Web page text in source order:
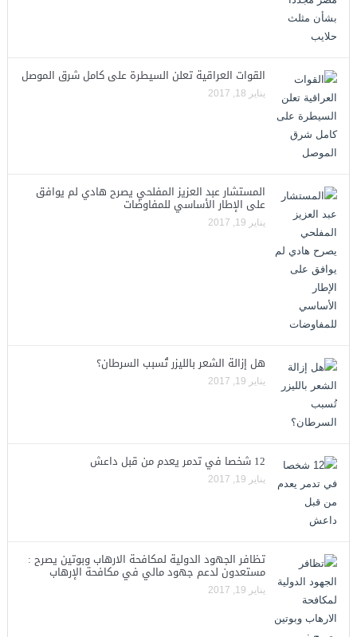
القوات العراقية تعلن السيطرة على كامل شرق الموصل
يناير 18, 2017
المستشار عبد العزيز المفلحي يصرح هادي لم يوافق
على الإطار الأساسي للمفاوضات
يناير 19, 2017
هل إزالة الشعر بالليزر تُسبب السرطان؟
يناير 19, 2017
12 شخصا في تدمر يعدم من قبل داعش
يناير 19, 2017
تظافر الجهود الدولية لمكافحة الارهاب وبوتين يصرح :
مستعدون لدعم جهود مالي في مكافحة الإرهاب
يناير 19, 2017